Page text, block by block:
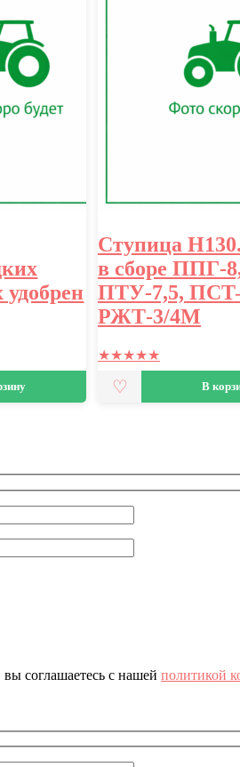
удобрен
Ступица
в сборе ППГ-
ПТУ-7,5,
РЖТ-3/4М
★★★★★
В
соглашаетесь с нашей политикой